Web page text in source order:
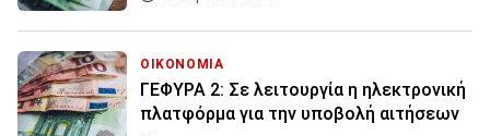
ΟΙΚΟΝΟΜΙΑ
ΓΕΦΥΡΑ 2: Σε λειτουργία η ηλεκτρονική
πλατφόρμα για την υποβολή αιτήσεων